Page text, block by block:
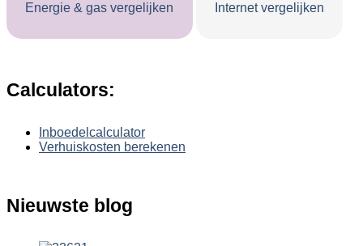
Energie & gas vergelijken Internet vergelijken
Calculators:
Inboedelcalculator
Verhuiskosten berekenen
Nieuwste blog